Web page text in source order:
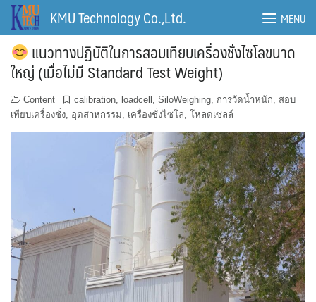
Skip
content
KMU Technology Co.,Ltd. MENU
แนวทางปฏิบัติในการสอบเทียบเครื่องชั่งไซโลขนาด
ใหญ่ (เมื่อไม่มี Standard Test Weight)
Content calibration, loadcell , SiloWeighing, การวัดน้ำหนัก, สอบ
เทียบเครื่องชั่ง, อุตสาหกรรม, เครื่องชั่งไซโล, โหลดเซลล์